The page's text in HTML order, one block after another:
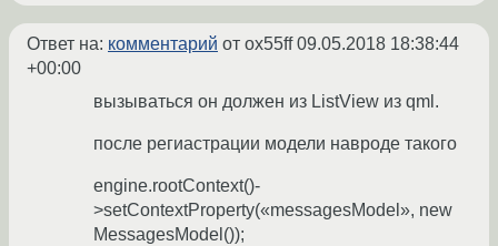
Ответ на: комментарий от ox55ff09.05.2018 18:38:44
+00:00
вызываться он должен из ListView из qml.
после региастрации модели навроде такого
engine.rootContext()-
>setContextProperty(«messagesModel», new
MessagesModel());